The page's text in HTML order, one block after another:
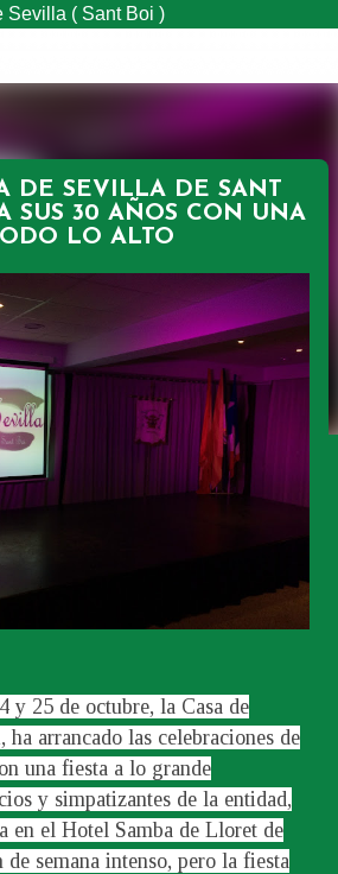
contenido principal
Sevilla ( Sant Boi )
DE SEVILLA DE SANT
SUS 30 AÑOS CON UNA
LO ALTO
y 25 de octubre, la Casa de
arrancado las celebraciones de
una fiesta a lo grande
y simpatizantes de la entidad,
en el Hotel Samba de Lloret de
semana intenso, pero la fiesta